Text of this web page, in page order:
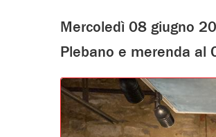
Mercoledì 08 giugno
Plebano e merenda al